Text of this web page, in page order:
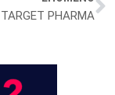
TARGET PHARMA